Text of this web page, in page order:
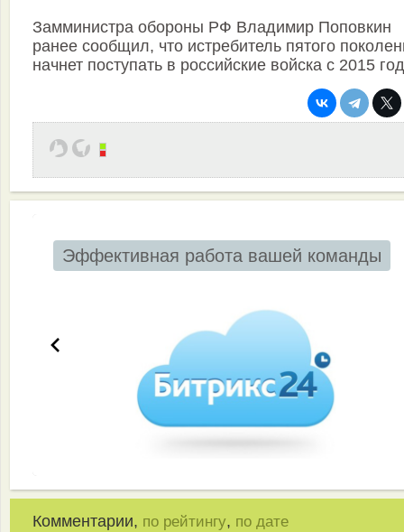
Замминистра обороны РФ Владимир Поповкин
ранее сообщил, что истребитель пятого
начнет поступать в российские войска с 2015
Эффективная работа вашей команды
Комментарии, по рейтингу, по дате